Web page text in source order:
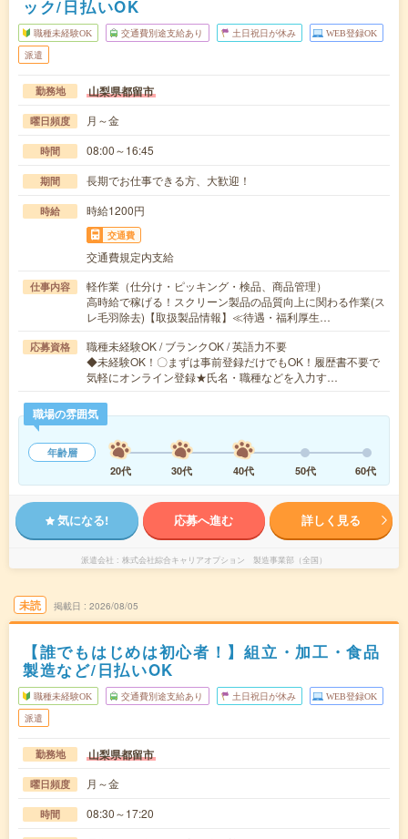
ック/日払いOK
職種未経験OK 交通費別途支給あり 土日祝日が休み WEB登録OK
派遣
勤務地 山梨県都留市
曜日頻度 月～金
時間 08:00～16:45
期間 長期でお仕事できる方、大歓迎！
時給 時給1200円
交通費
交通費規定内支給
仕事内容
軽作業（仕分け・ピッキング・検品、商品管理）
高時給で稼げる！スクリーン製品の品質向上に関わる作業(ス
レ毛羽除去)【取扱製品情報】≪待遇・福利厚生…
応募資格
職種未経験OK / ブランクOK / 英語力不要
◆未経験OK！〇まずは事前登録だけでもOK！履歴書不要で
気軽にオンライン登録★氏名・職種などを入力す…
職場の雰囲気
年齢層
20代
30代 40代 50代 60代
気になる! 応募へ進む 詳しく見る
派遣会社 株式会社綜合キャリアオプション 製造事業部（全国）
未読 掲載日 2026/08/05
【誰でもはじめは初心者！】組立・加工・食品
製造など/日払いOK
職種未経験OK 交通費別途支給あり 土日祝日が休み WEB登録OK
派遣
勤務地 山梨県都留市
曜日頻度 月～金
時間 08:30～17:20